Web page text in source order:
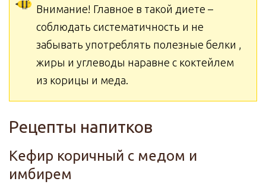
Внимание! Главное в такой диете –
соблюдать систематичность и не
забывать употреблять полезные белки ,
жиры и углеводы наравне с коктейлем
из корицы и меда.
Рецепты напитков
Кефир коричный с медом и
имбирем